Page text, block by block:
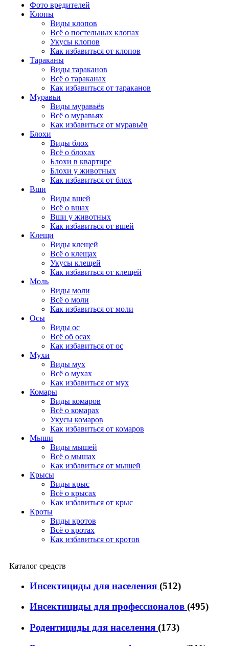
Фото вредителей
Клопы
Виды клопов
Всё о постельных клопах
Укусы клопов
Как избавиться от клопов
Тараканы
Виды тараканов
Всё о тараканах
Как избавиться от тараканов
Муравьи
Виды муравьёв
Всё о муравьях
Как избавиться от муравьёв
Блохи
Виды блох
Всё о блохах
Блохи в квартире
Блохи у животных
Как избавиться от блох
Вши
Виды вшей
Всё о вшах
Вши у животных
Как избавиться от вшей
Клещи
Виды клещей
Всё о клещах
Укусы клещей
Как избавиться от клещей
Моль
Виды моли
Всё о моли
Как избавиться от моли
Осы
Виды ос
Всё об осах
Как избавиться от ос
Мухи
Виды мух
Всё о мухах
Как избавиться от мух
Комары
Виды комаров
Всё о комарах
Укусы комаров
Как избавиться от комаров
Мыши
Виды мышей
Всё о мышах
Как избавиться от мышей
Крысы
Виды крыс
Всё о крысах
Как избавиться от крыс
Кроты
Виды кротов
Всё о кротах
Как избавиться от кротов
Каталог средств
Инсектициды для населения (512)
Инсектициды для профессионалов (495)
Родентициды для населения (173)